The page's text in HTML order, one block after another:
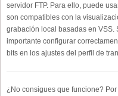
servidor FTP. Para ello, puede
son compatibles con la
grabación local basadas en VSS.
importante configurar
bits en los ajustes del perfil de
¿No consigues que funcione?